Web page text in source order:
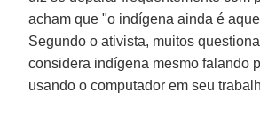
acham que "o indígena ainda é
Segundo o ativista, muitos
considera indígena mesmo falando
usando o computador em seu